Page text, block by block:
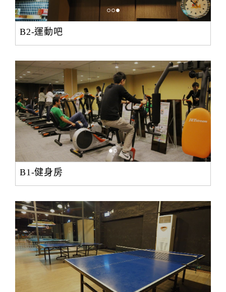
B2-運動吧
B1-健身房